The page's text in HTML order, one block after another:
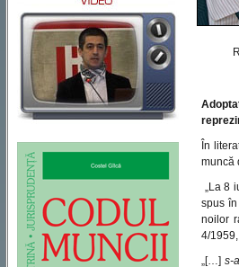
În
muncă
„La 8
spus
noilor
4/
„[…]s-